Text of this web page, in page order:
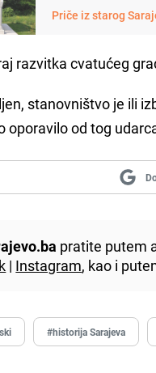
Priče iz starog
razvitka cvatućeg
stanovništvo je ili
oporavilo od tog
pratite putem
| Instagram, kao i
#historija Sarajeva